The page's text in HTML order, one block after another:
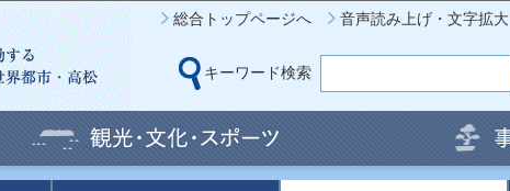
このページの本文へ移動
総合トップページへ 音声読み上げ・文字拡大
キーワード検索